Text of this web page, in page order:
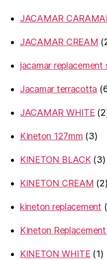
JACAMAR
JACAMAR CREAM
jacamar replacement
Jacamar terracotta
JACAMAR WHITE
2
Kineton 127mm
33
KINETON BLACK 33
KINETON CREAM
22
kineton replacement
Kineton
KINETON WHITE
11